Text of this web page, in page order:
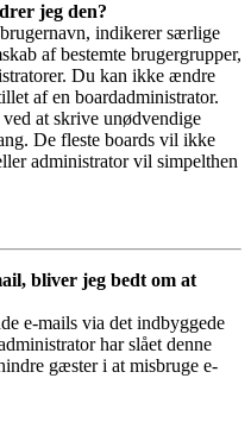
jeg den?
indikerer særlige
af bestemte brugergrupper,
Du kan ikke ændre
af en boardadministrator.
at skrive unødvendige
De fleste boards vil ikke
administrator vil simpelthen
bliver jeg bedt om at
e-mails via det indbyggede
har slået denne
gæster i at misbruge e-